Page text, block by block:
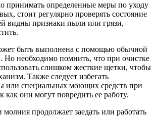
принимать определенные меры по уходу
стоит регулярно проверять состояние
видны признаки пыли или грязи,
быть выполнена с помощью обычной
Но необходимо помнить, что при очистке
слишком жесткие щетки, чтобы
Также следует избегать
или специальных моющих средств при
как они могут повредить ее работу.
продолжает заедать или работать